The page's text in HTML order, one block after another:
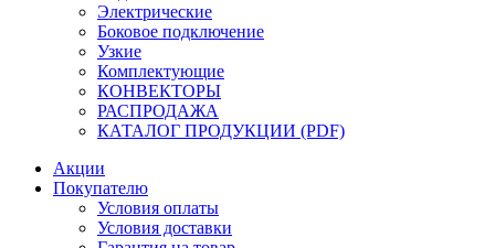
Электрические
Боковое подключение
Узкие
Комплектующие
КОНВЕКТОРЫ
РАСПРОДАЖА
КАТАЛОГ ПРОДУКЦИИ (PDF)
Акции
Покупателю
Условия оплаты
Условия доставки